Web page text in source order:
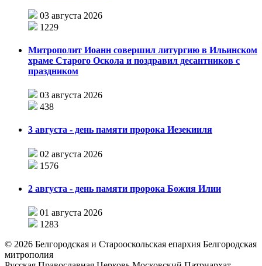
03 августа 2026
1229
Митрополит Иоанн совершил литургию в Ильинском
храме Старого Оскола и поздравил десантников с
праздником
03 августа 2026
438
3 августа - день памяти пророка Иезекииля
02 августа 2026
1576
2 августа - день памяти пророка Божия Илии
01 августа 2026
1283
© 2026 Белгородская и Старооскольская епархия Белгородская
митрополия